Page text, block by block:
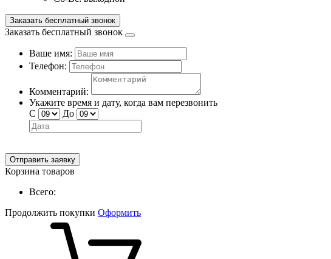
Заказать бесплатный звонок
Заказать бесплатный звонок
Ваше имя:
Телефон:
Комментарий:
Укажите время и дату, когда вам перезвонить
С
До
Отправить заявку
Корзина товаров
Всего:
Продолжить покупки Оформить